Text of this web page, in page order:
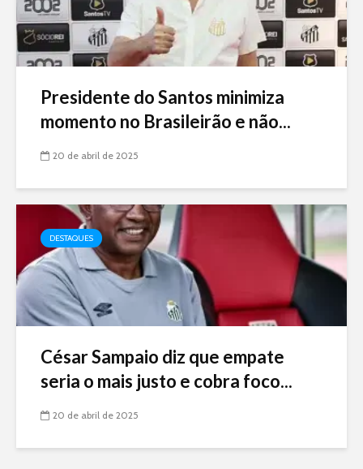
Presidente do Santos minimiza
momento no Brasileirão e não...
20 de abril de 2025
DESTAQUES
César Sampaio diz que empate
seria o mais justo e cobra foco...
20 de abril de 2025